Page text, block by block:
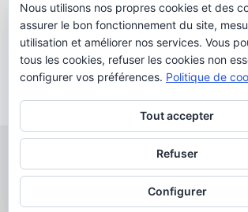
Téléphone. (+34) 976225517
Numéro.Fax. (+34) 976227206
E-mail:traxco@traxco.fr
www.traxco.fr
Copyright © 2026 Traxco,
Nous utilisons nos propres cookies et des
assurer le bon fonctionnement du site,
utilisation et améliorer nos services. Vous
tous les cookies, refuser les cookies non
configurer vos préférences. Politique de
Tout accepter
Refuser
Configurer